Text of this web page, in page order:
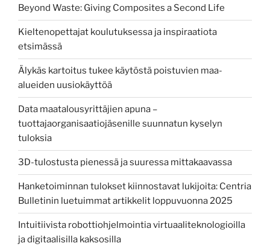
SMEs
of
rural
Beyond Waste: Giving Composites a Second Life
Kieltenopettajat koulutuksessa ja inspiraatiota
etsimässä
Älykäs kartoitus tukee käytöstä poistuvien maa-
alueiden uusiokäyttöä
Data maatalousyrittäjien apuna –
tuottajaorganisaatiojäsenille suunnatun kyselyn
tuloksia
3D-tulostusta pienessä ja suuressa mittakaavassa
Hanketoiminnan tulokset kiinnostavat lukijoita: Centria
Bulletinin luetuimmat artikkelit loppuvuonna 2025
Intuitiivista robottiohjelmointia virtuaaliteknologioilla
ja digitaalisilla kaksosilla